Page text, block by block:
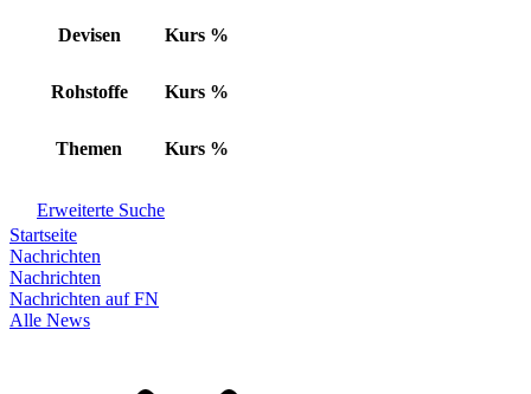
Devisen Kurs %
Rohstoffe Kurs %
Themen Kurs %
Erweiterte Suche
Startseite
Nachrichten
Nachrichten
Nachrichten auf FN
Alle News